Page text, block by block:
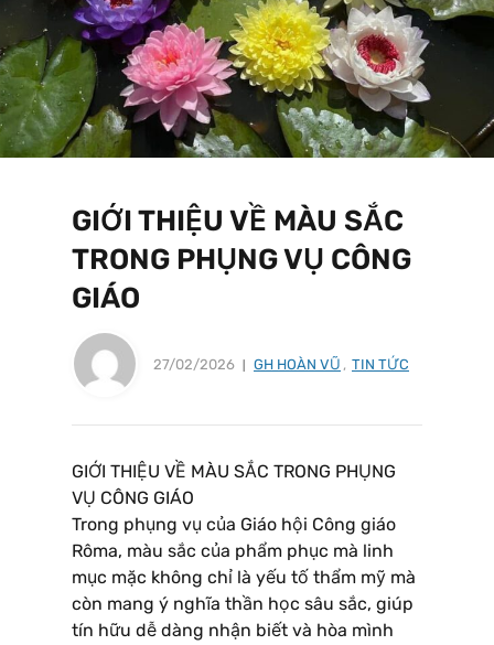
GIỚI THIỆU VỀ MÀU SẮC
TRONG PHỤNG VỤ CÔNG
GIÁO
27/02/2026 GH HOÀN VŨ , TIN TỨC
GIỚI THIỆU VỀ MÀU SẮC TRONG PHỤNG
VỤ CÔNG GIÁO
Trong phụng vụ của Giáo hội Công giáo
Rôma, màu sắc của phẩm phục mà linh
mục mặc không chỉ là yếu tố thẩm mỹ mà
còn mang ý nghĩa thần học sâu sắc, giúp
tín hữu dễ dàng nhận biết và hòa mình